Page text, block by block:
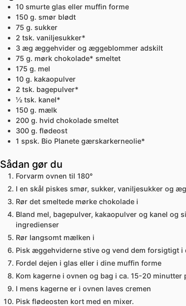
10 smurte glas eller muffin forme
150 g. smør blødt
75 g. sukker
2 tsk. vaniljesukker*
3 æg æggehvider og æggeblommer adskilt
75 g. mørk chokolade* smeltet
175 g. mel
10 g. kakaopulver
2 tsk. bagepulver*
½ tsk. kanel*
150 g. mælk
200 g. hvid chokolade smeltet
300 g. flødeost
1 spsk. Bio Planete gærskarkerneolie*
Sådan gør du
Forvarm ovnen til 180°
I en skål piskes smør, sukker, vaniljesukker og
Rør det smeltede mørke chokolade i
Bland mel, bagepulver, kakaopulver og kanel og
ingredienser
Rør langsomt mælken i
Pisk æggehviderne stive og vend dem forsigtigt i
Fordel dejen i glas eller i dine muffin forme
Kom kagerne i ovnen og bag i ca. 15-20 minutter
I mens kagerne er i ovnen laves cremen
Pisk flødeosten kort med en mixer.